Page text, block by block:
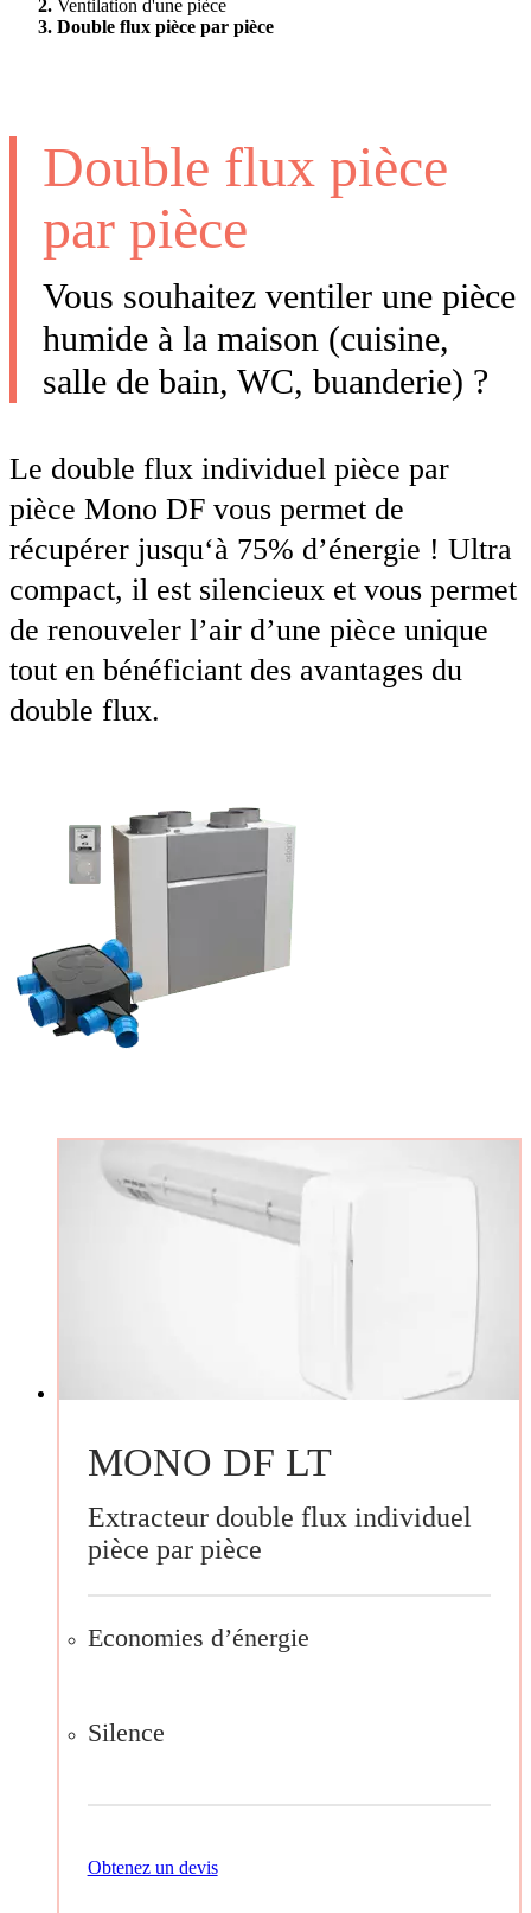
Ventilation d'une pièce
Double flux pièce par pièce
Double flux pièce
par pièce
Vous souhaitez ventiler une pièce
humide à la maison (cuisine,
salle de bain, WC, buanderie) ?
Le double flux individuel pièce par
pièce Mono DF vous permet de
récupérer jusqu‘à 75% d’énergie ! Ultra
compact, il est silencieux et vous permet
de renouveler l’air d’une pièce unique
tout en bénéficiant des avantages du
double flux.
MONO DF LT
Extracteur double flux individuel
pièce par pièce
Economies d’énergie
Silence
Obtenez un devis